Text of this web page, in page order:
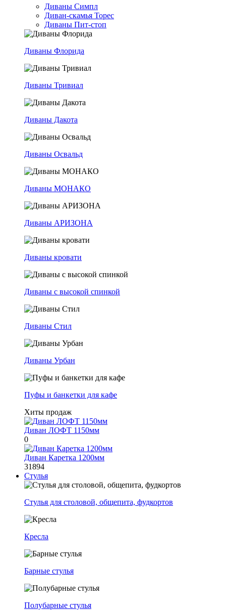
Диваны Симпл
Диван-скамья Торес
Диваны Пит-стоп
Диваны Флорида
Диваны Тривиал
Диваны Дакота
Диваны Освальд
Диваны МОНАКО
Диваны АРИЗОНА
Диваны кровати
Диваны с высокой спинкой
Диваны Стил
Диваны Урбан
Пуфы и банкетки для кафе
Хиты продаж
Диван ЛОФТ 1150мм
0
Диван Каретка 1200мм
31894
Стулья
Стулья для столовой, общепита, фудкортов
Кресла
Барные стулья
Полубарные стулья